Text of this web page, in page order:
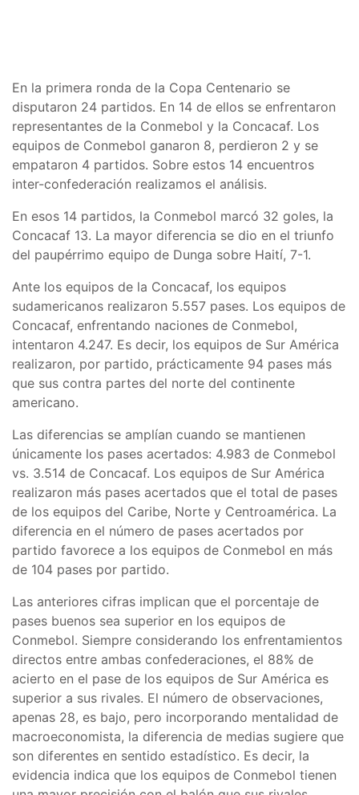
En la primera ronda de la Copa Centenario se
disputaron 24 partidos. En 14 de ellos se enfrentaron
representantes de la Conmebol y la Concacaf. Los
equipos de Conmebol ganaron 8, perdieron 2 y se
empataron 4 partidos. Sobre estos 14 encuentros
inter-confederación realizamos el análisis.
En esos 14 partidos, la Conmebol marcó 32 goles, la
Concacaf 13. La mayor diferencia se dio en el triunfo
del paupérrimo equipo de Dunga sobre Haití, 7-1.
Ante los equipos de la Concacaf, los equipos
sudamericanos realizaron 5.557 pases. Los equipos de
Concacaf, enfrentando naciones de Conmebol,
intentaron 4.247. Es decir, los equipos de Sur América
realizaron, por partido, prácticamente 94 pases más
que sus contra partes del norte del continente
americano.
Las diferencias se amplían cuando se mantienen
únicamente los pases acertados: 4.983 de Conmebol
vs. 3.514 de Concacaf. Los equipos de Sur América
realizaron más pases acertados que el total de pases
de los equipos del Caribe, Norte y Centroamérica. La
diferencia en el número de pases acertados por
partido favorece a los equipos de Conmebol en más
de 104 pases por partido.
Las anteriores cifras implican que el porcentaje de
pases buenos sea superior en los equipos de
Conmebol. Siempre considerando los enfrentamientos
directos entre ambas confederaciones, el 88% de
acierto en el pase de los equipos de Sur América es
superior a sus rivales. El número de observaciones,
apenas 28, es bajo, pero incorporando mentalidad de
macroeconomista, la diferencia de medias sugiere que
son diferentes en sentido estadístico. Es decir, la
evidencia indica que los equipos de Conmebol tienen